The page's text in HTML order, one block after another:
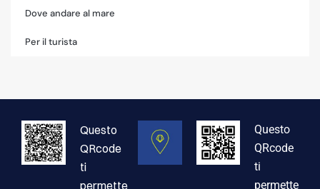
Dove andare al mare
Per il turista
Questo
QRcode
ti
permette
Questo
QRcode
ti
permette